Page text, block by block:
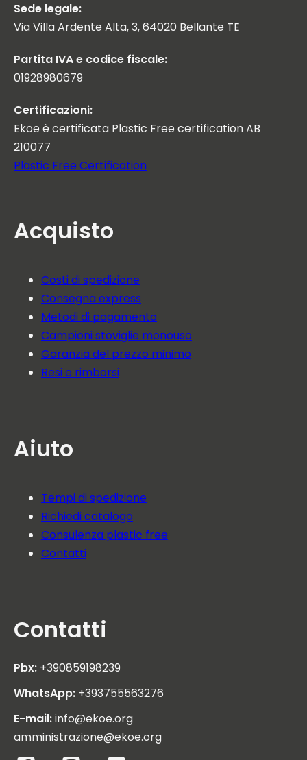
Sede legale:
Via Villa Ardente Alta, 3, 64020 Bellante TE
Partita IVA e codice fiscale:
01928980679
Certificazioni:
Ekoe è certificata Plastic Free certification AB
210077
Plastic Free Certification
Acquisto
Costi di spedizione
Consegna express
Metodi di pagamento
Campioni stoviglie monouso
Garanzia del prezzo minimo
Resi e rimborsi
Aiuto
Tempi di spedizione
Richiedi catalogo
Consulenza plastic free
Contatti
Contatti
Pbx: +390859198239
WhatsApp: +393755563276
E-mail:info@ekoe.org
amministrazione@ekoe.org